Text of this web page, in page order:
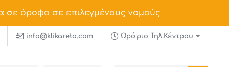
σε όροφο σε επιλεγμένους νομούς
info@klikareto.com Ωράριο Τηλ.Κέντρου